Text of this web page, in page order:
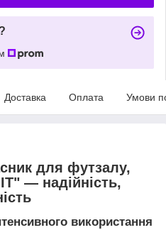
Доставка Оплата Умови
для футзалу,
— надійність,
використання